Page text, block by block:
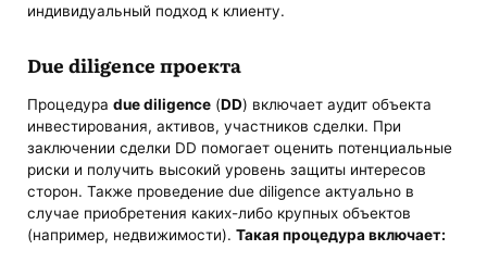
индивидуальный подход к клиенту.
Due diligence проекта
Процедураdue diligence (DD) включает аудит объекта
инвестирования, активов, участников сделки. При
заключении сделки DD помогает оценить потенциальные
риски и получить высокий уровень защиты интересов
сторон. Также проведение due diligence актуально в
случае приобретения каких-либо крупных объектов
(например, недвижимости).Такая процедура включает: